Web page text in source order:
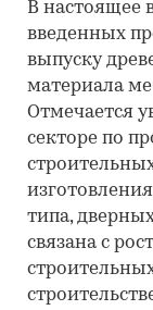
В настоящее
введенных
выпуску
материала
Отмечается
секторе по
типа,
связана с